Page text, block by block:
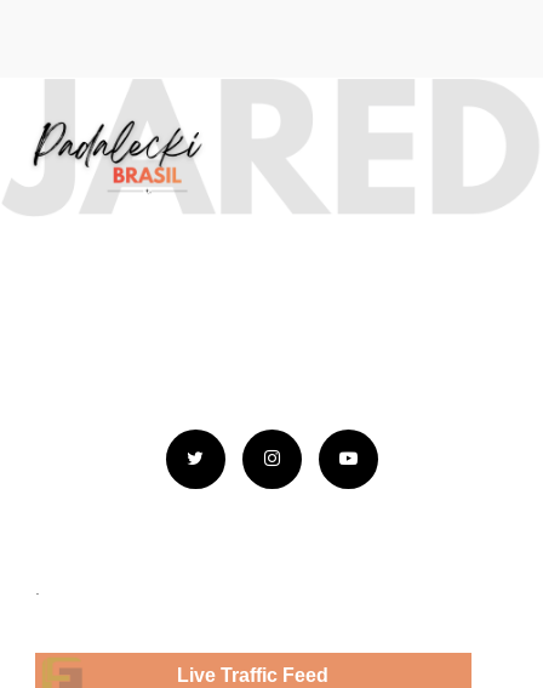
.
Live Traffic Feed